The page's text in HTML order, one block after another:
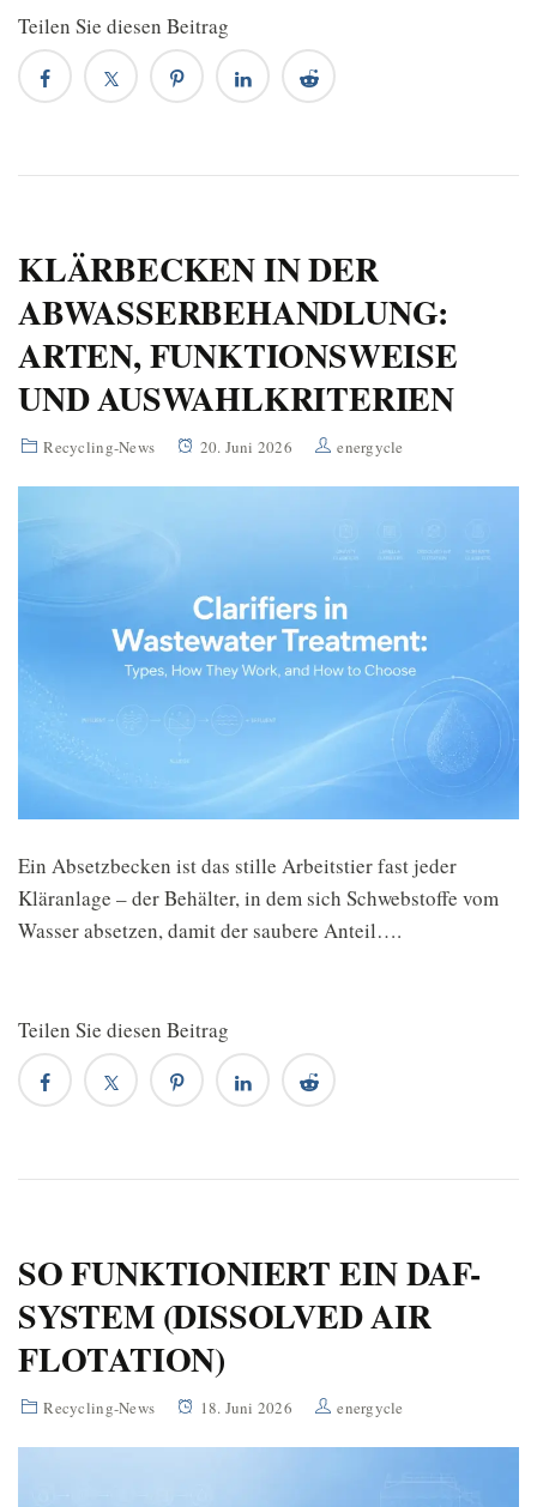
Teilen Sie diesen Beitrag
KLÄRBECKEN IN DER
ABWASSERBEHANDLUNG:
ARTEN, FUNKTIONSWEISE
UND AUSWAHLKRITERIEN
Recycling-News 20. Juni 2026 energycle
Ein Absetzbecken ist das stille Arbeitstier fast jeder
Kläranlage – der Behälter, in dem sich Schwebstoffe vom
Wasser absetzen, damit der saubere Anteil….
Teilen Sie diesen Beitrag
SO FUNKTIONIERT EIN DAF-
SYSTEM (DISSOLVED AIR
FLOTATION)
Recycling-News 18. Juni 2026 energycle